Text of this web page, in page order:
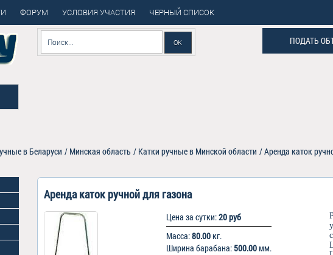
ФОРУМ УСЛОВИЯ УЧАСТИЯ ЧЕРНЫЙ СПИСОК
ПОДАТЬ
в Беларуси / Минская область / Катки ручные в Минской области /Аренда каток
Аренда каток ручной для газона
Цена за сутки:20 руб
Масса:80.00кг.
Ширина барабана: 500.00мм.